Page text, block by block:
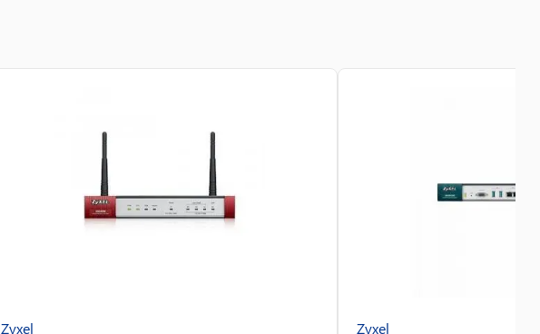
Zyxel Zyxel